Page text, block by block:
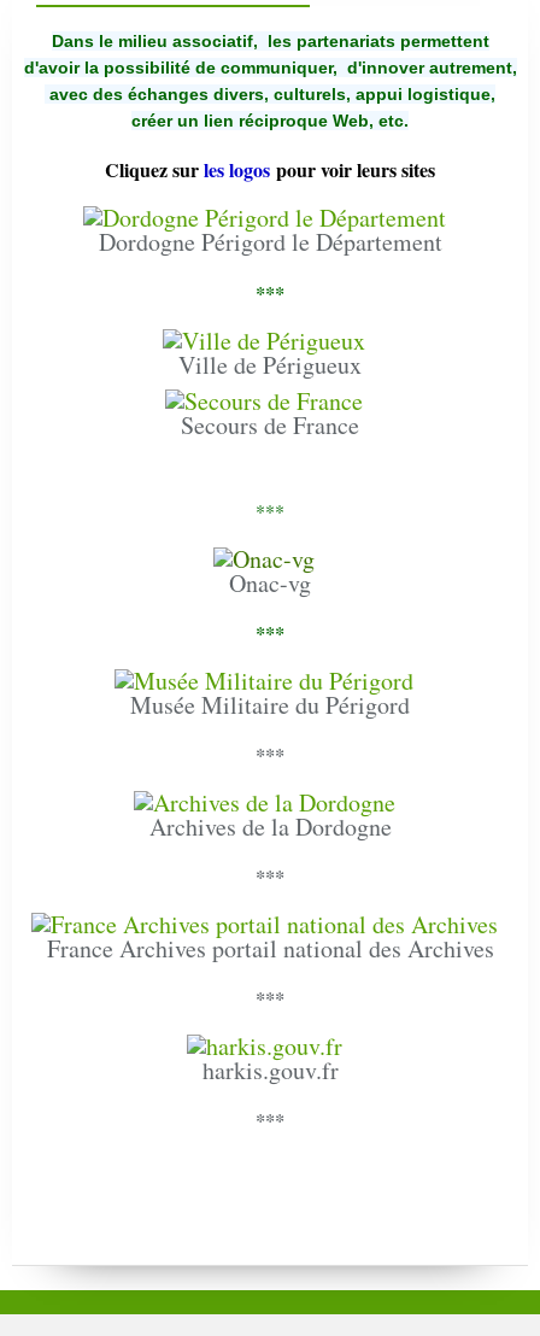
Dans le milieu associatif, les partenariats permettent
d'avoir la possibilité de communiquer, d'innover autrement,
avec des échanges divers, culturels, appui logistique,
créer un lien réciproque Web, etc.
Cliquez surles logos pour voir leurs sites
Dordogne Périgord le Département
***
Ville de Périgueux
Secours de France
***
Onac-vg
***
Musée Militaire du Périgord
***
Archives de la Dordogne
***
France Archives portail national des Archives
***
harkis.gouv.fr
***